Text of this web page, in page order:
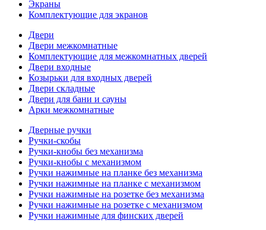
Экраны
Комплектующие для экранов
Двери
Двери межкомнатные
Комплектующие для межкомнатных дверей
Двери входные
Козырьки для входных дверей
Двери складные
Двери для бани и сауны
Арки межкомнатные
Дверные ручки
Ручки-скобы
Ручки-кнобы без механизма
Ручки-кнобы с механизмом
Ручки нажимные на планке без механизма
Ручки нажимные на планке с механизмом
Ручки нажимные на розетке без механизма
Ручки нажимные на розетке с механизмом
Ручки нажимные для финских дверей